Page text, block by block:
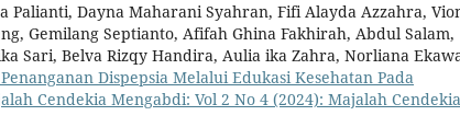
Palianti, Dayna Maharani Syahran, Fifi Alayda Azzahra,
Gemilang Septianto, Afifah Ghina Fakhirah, Abdul Salam,
Sari, Belva Rizqy Handira, Aulia ika Zahra, Norliana
Dispepsia Melalui Edukasi Kesehatan Pada
Cendekia Mengabdi: Vol 2 No 4 (2024): Majalah Cendekia